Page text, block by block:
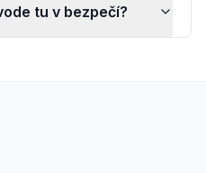
tu v bezpečí?